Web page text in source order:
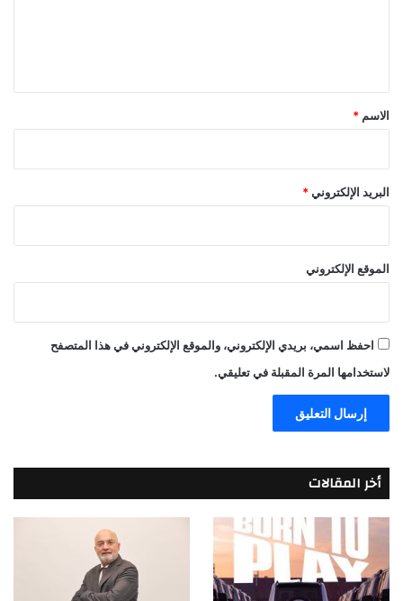
*
الاسم *
البريد الإلكتروني *
الموقع الإلكتروني
احفظ اسمي، بريدي الإلكتروني، والموقع الإلكتروني في هذا المتصفح
لاستخدامها المرة المقبلة في تعليقي.
أخر المقالات